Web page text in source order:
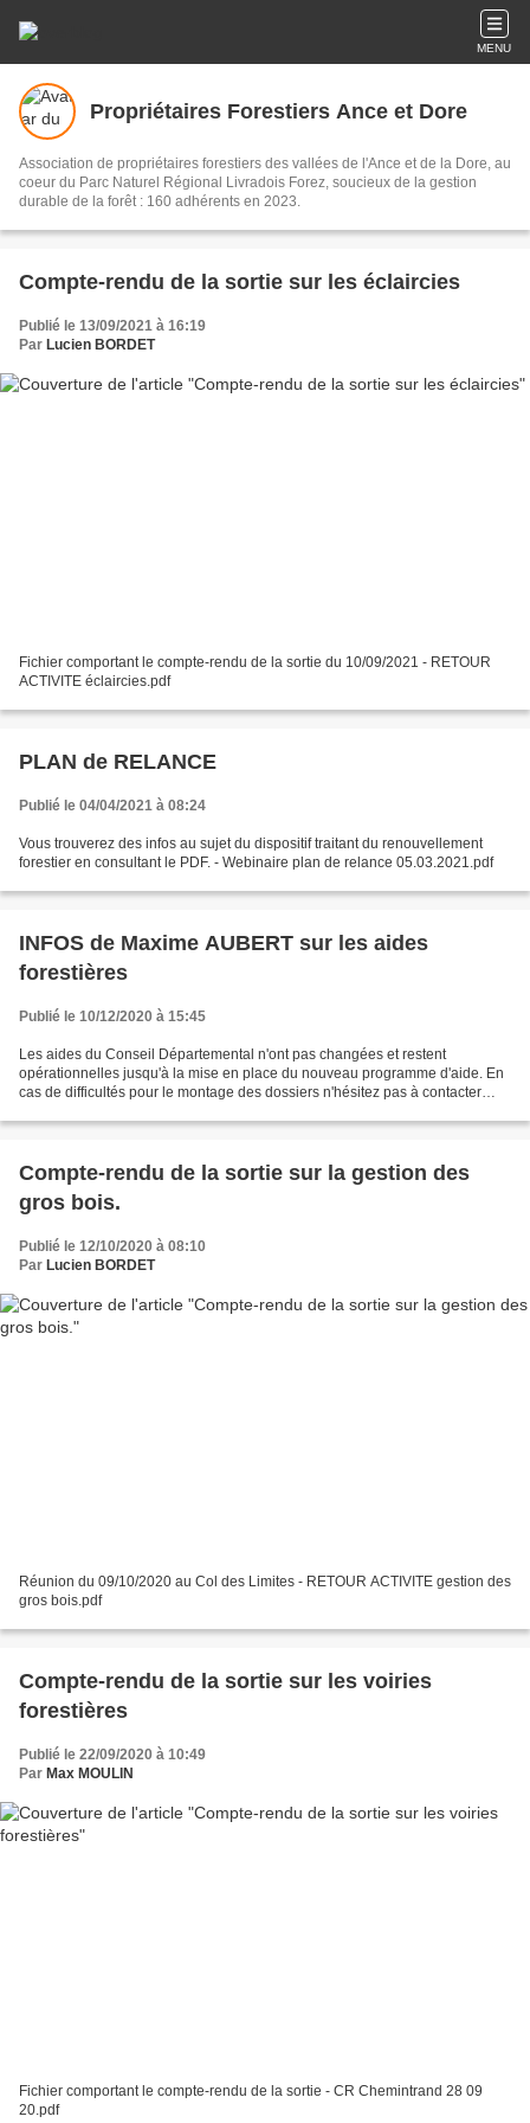
MENU
Propriétaires Forestiers Ance et Dore
Association de propriétaires forestiers des vallées de l'Ance et de la Dore, au
coeur du Parc Naturel Régional Livradois Forez, soucieux de la gestion
durable de la forêt : 160 adhérents en 2023.
Compte-rendu de la sortie sur les éclaircies
Publié le 13/09/2021 à 16:19
Par Lucien BORDET
Fichier comportant le compte-rendu de la sortie du 10/09/2021 - RETOUR
ACTIVITE éclaircies.pdf
PLAN de RELANCE
Publié le 04/04/2021 à 08:24
Vous trouverez des infos au sujet du dispositif traitant du renouvellement
forestier en consultant le PDF. - Webinaire plan de relance 05.03.2021.pdf
INFOS de Maxime AUBERT sur les aides
forestières
Publié le 10/12/2020 à 15:45
Les aides du Conseil Départemental n'ont pas changées et restent
opérationnelles jusqu'à la mise en place du nouveau programme d'aide. En
cas de difficultés pour le montage des dossiers n'hésitez pas à contacter
Compte-rendu de la sortie sur la gestion des
gros bois.
Publié le 12/10/2020 à 08:10
Par Lucien BORDET
Réunion du 09/10/2020 au Col des Limites - RETOUR ACTIVITE gestion des
gros bois.pdf
Compte-rendu de la sortie sur les voiries
forestières
Publié le 22/09/2020 à 10:49
Par Max MOULIN
Fichier comportant le compte-rendu de la sortie - CR Chemintrand 28 09
20.pdf